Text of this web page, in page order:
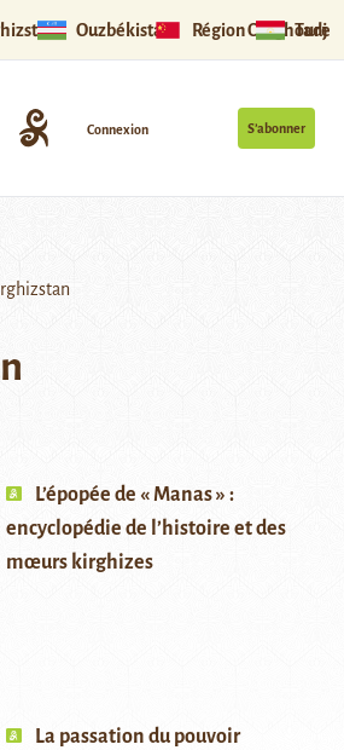
Ouzbékistan Région Ouïghoure
S’abonner
Connexion
L’épopée de « Manas » :
encyclopédie de l’histoire et des
mœurs kirghizes
La passation du pouvoir